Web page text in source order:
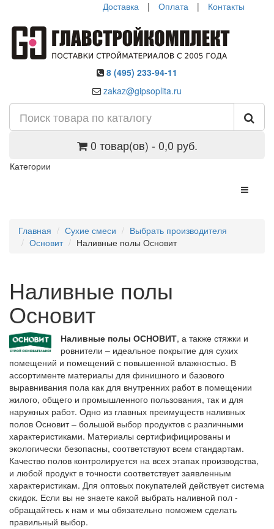
Доставка | Оплата | Контакты
8 (495) 233-94-11
zakaz@gipsoplita.ru
0 товар(ов) - 0,0 руб.
Категории
Главная Сухие смеси
Выбрать производителя
Основит
Наливные полы Основит
Наливные полы
Основит
Наливные полы ОСНОВИТ, а также стяжки и
ровнители – идеальное покрытие для сухих
помещений и помещений с повышенной влажностью. В
ассортименте материалы для финишного и базового
выравнивания пола как для внутренних работ в помещении
жилого, общего и промышленного пользования, так и для
наружных работ. Одно из главных преимуществ наливных
полов Основит – большой выбор продуктов с различными
характеристиками. Материалы сертифифицированы и
экологически безопасны, соответствуют всем стандартам.
Качество полов контролируется на всех этапах производства,
и любой продукт в точности соответствует заявленным
характеристикам. Для оптовых покупателей действует система
скидок. Если вы не знаете какой выбрать наливной пол -
обращайтесь к нам и мы обязательно поможем сделать
правильный выбор.